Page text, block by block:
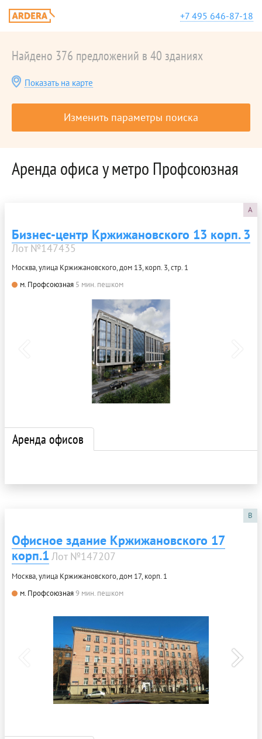
+7 495 646-87-18
Найдено 376 предложений в 40 зданиях
Показать на карте
Изменить параметры поиска
Аренда офиса у метро Профсоюзная
A
Бизнес-центр Кржижановского 13 корп. 3
Лот №147435
Москва, улица Кржижановского, дом 13, корп. 3, стр. 1
м. Профсоюзная 5 мин. пешком
Аренда офисов
B
Офисное здание Кржижановского 17
корп.1 Лот №147207
Москва, улица Кржижановского, дом 17, корп. 1
м. Профсоюзная9 мин. пешком